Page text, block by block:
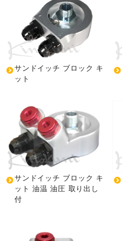
サンドイッチ ブロック キ
ット
サンドイッチ ブロック キ
ット 油温 油圧 取り出し
付